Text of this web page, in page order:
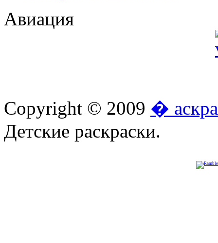
Авиация
Copyright © 2009 �
Детские раскраски.